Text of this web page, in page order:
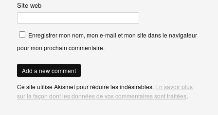
Site web
Enregistrer mon nom, mon e-mail et mon site dans le navigateur
pour mon prochain commentaire.
Ce site utilise Akismet pour réduire les indésirables. En savoir plus
sur la façon dont les données de vos commentaires sont traitées.